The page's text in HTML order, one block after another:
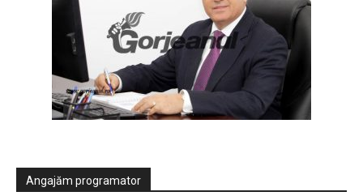
Angajăm programator